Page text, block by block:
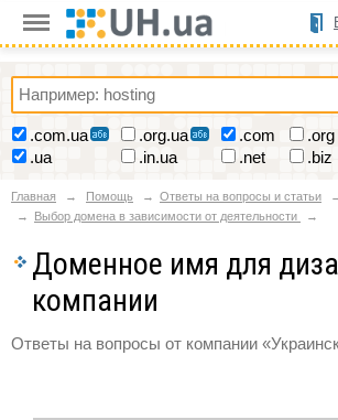
.com.ua .org.ua .com
.org
.ua
.in.ua .net .biz
Главная Помощь Ответы на вопросы и статьи
Выбор домена в зависимости от деятельности
Доменное имя для
компании
Ответы на вопросы от компании